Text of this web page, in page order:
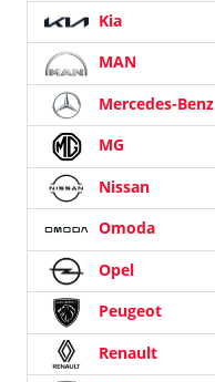
Kia
MAN
Mercedes-Benz
MG
Nissan
Omoda
Opel
Peugeot
Renault